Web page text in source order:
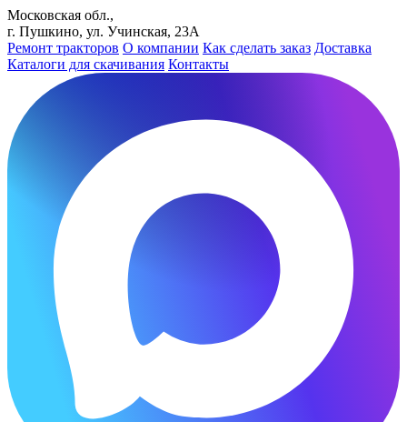
Московская обл.,
г. Пушкино, ул. Учинская, 23А
Ремонт тракторов О компании Как сделать заказ Доставка
Каталоги для скачивания Контакты